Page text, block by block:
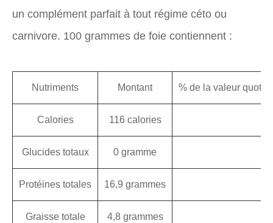
un complément parfait à tout régime céto ou
carnivore. 100 grammes de foie contiennent :
Nutriments Montant % de la valeur
Calories 116 calories
Glucides totaux 0 gramme
Protéines totales 16,9 grammes
Graisse totale 4,8 grammes